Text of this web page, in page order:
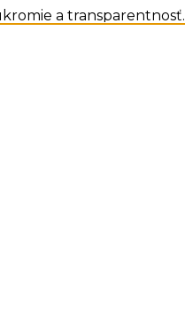
a transparentnosť.